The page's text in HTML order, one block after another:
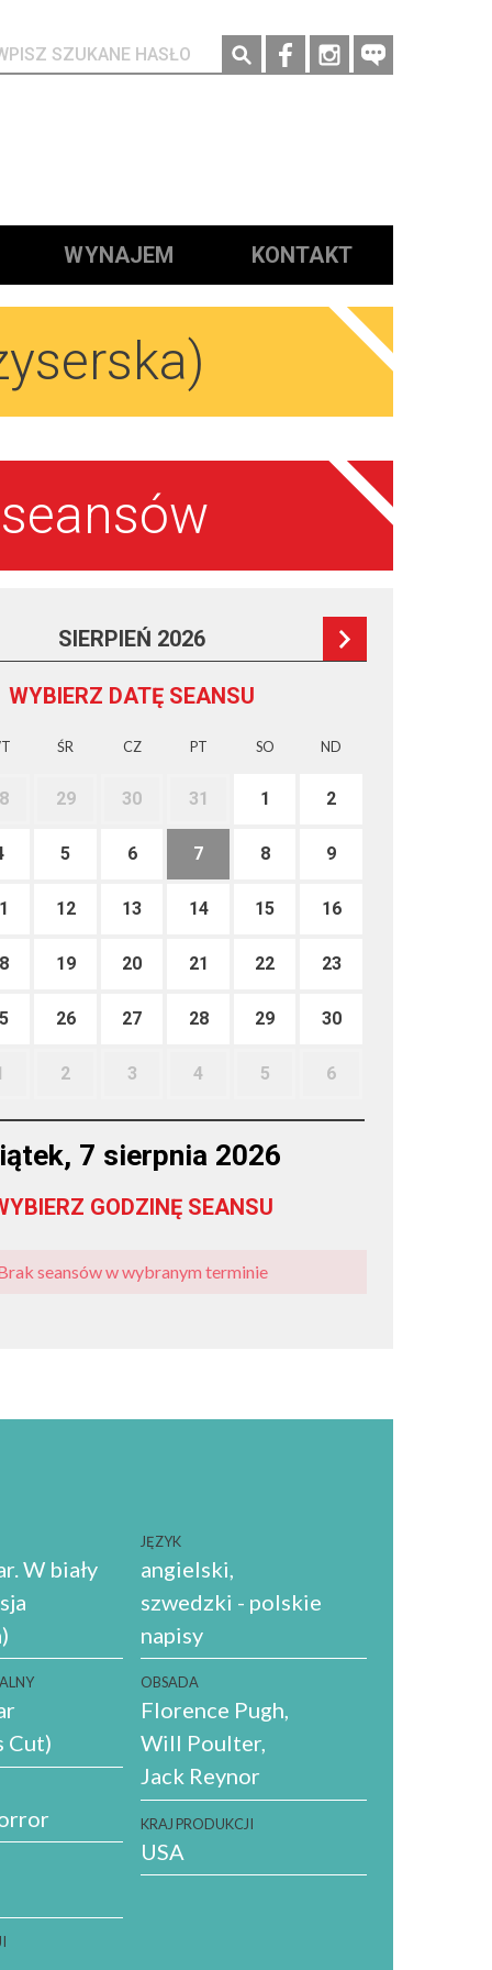
Social media
WYNAJEM KONTAKT
SIERPIEŃ 2026
WYBIERZ DATĘ SEANSU
ŚR CZ PT SO ND
29 30 31 1 2
5 6 7 8 9
12 13 14 15 16
19 20 21 22 23
26 27 28 29 30
2 3 4 5 6
7 sierpnia 2026
GODZINĘ SEANSU
seansów w wybranym terminie
W biały
Cut)
JĘZYK
angielski
szwedzki - polskie
napisy
OBSADA
Florence Pugh
Will Poulter
Jack Reynor
KRAJ PRODUKCJI
USA